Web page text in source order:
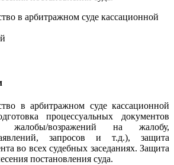
в арбитражном суде кассационной
в арбитражном суде кассационной
процессуальных документов
жалобы/возражений на жалобу,
запросов и т.д.), защита
во всех судебных заседаниях. Защита
постановления суда.